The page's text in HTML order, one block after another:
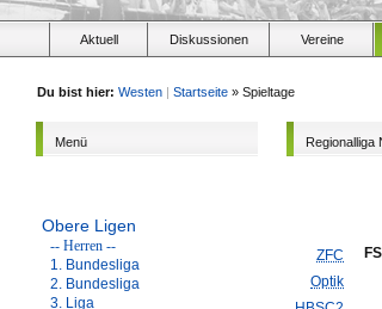
Aktuell Diskussionen Vereine
Du bist hier: Westen | Startseite » Spieltage
Menü
Obere Ligen
-- Herren --
1. Bundesliga
2. Bundesliga
3. Liga
Regionalliga
ZFC
Optik